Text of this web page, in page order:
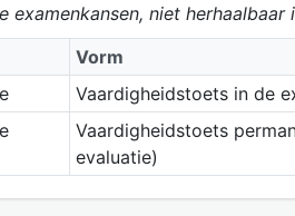
examenkansen, niet herhaalbaar
Vorm
Vaardigheidstoets in de
Vaardigheidstoets
evaluatie)